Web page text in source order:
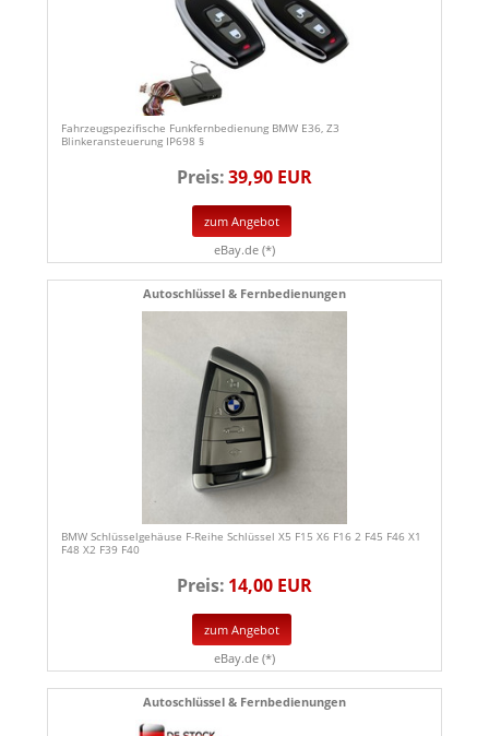
Fahrzeugspezifische Funkfernbedienung BMW E36, Z3
Blinkeransteuerung IP698 §
Preis:39,90 EUR
zum Angebot
eBay.de (*)
Autoschlüssel & Fernbedienungen
BMW Schlüsselgehäuse F-Reihe Schlüssel X5 F15 X6 F16 2 F45 F46 X1
F48 X2 F39 F40
Preis: 14,00 EUR
zum Angebot
eBay.de (*)
Autoschlüssel & Fernbedienungen